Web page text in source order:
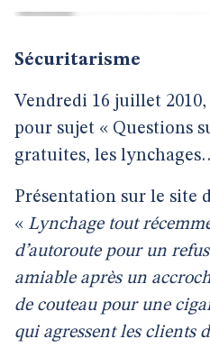
Sécuritarisme
Vendredi 16 juillet
pour sujet « Questions
gratuites, les
Présentation sur le site
« Lynchage tout
d’autoroute pour un
amiable après un
de couteau pour une
qui agressent les clients